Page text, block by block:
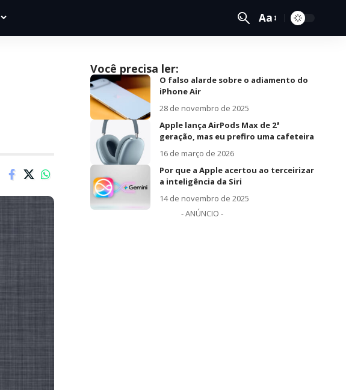
Aa
Você precisa ler:
O falso alarde sobre o adiamento do
iPhone Air
28 de novembro de 2025
Apple lança AirPods Max de 2ª
geração, mas eu prefiro uma cafeteira
16 de março de 2026
Por que a Apple acertou ao terceirizar
a inteligência da Siri
14 de novembro de 2025
- ANÚNCIO -